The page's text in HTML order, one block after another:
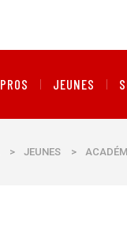
PROS JEUNES
> JEUNES >